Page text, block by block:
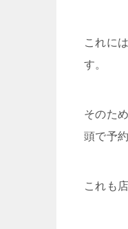
これに
す。
そのた
頭で予
これも